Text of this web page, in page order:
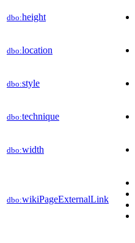
dbo:height
dbo:location
dbo:style
dbo:technique
dbo:width
dbo:wikiPageExternalLink